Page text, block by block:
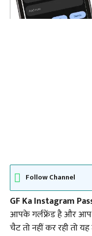
Follow Channel
GF Ka Instagram
आपके गर्लफ्रेंड है और आप
चैट तो नहीं कर रही तो